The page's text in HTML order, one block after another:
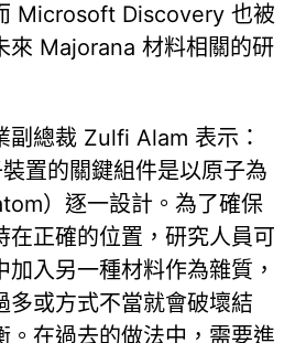
Microsoft Discovery 也被
來 Majorana 材料相關的研
副總裁 Zulfi Alam 表示：
裝置的關鍵組件是以原子為
）逐一設計。為了確保
在正確的位置，研究人員可
入另一種材料作為雜質，
多或方式不當就會破壞結
。在過去的做法中，需要進